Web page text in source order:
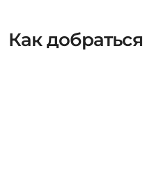
Как добраться